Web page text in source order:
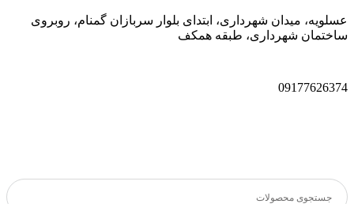
عسلویه، میدان شهرداری، ابتدای بلوار سربازان گمنام، روبروی
ساختمان شهرداری، طبقه همکف
09177626374